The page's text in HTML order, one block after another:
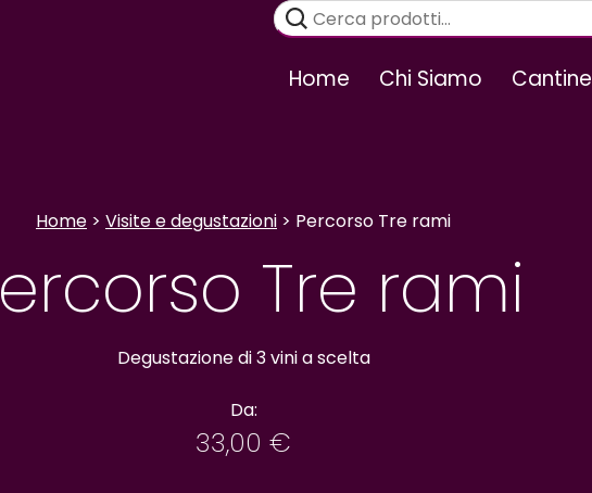
Cerca:
Home Chi Siamo Cantine
Home > Visite e degustazioni > Percorso Tre rami
Tre rami
Degustazione di 3 vini a scelta
Da:
33,00 €